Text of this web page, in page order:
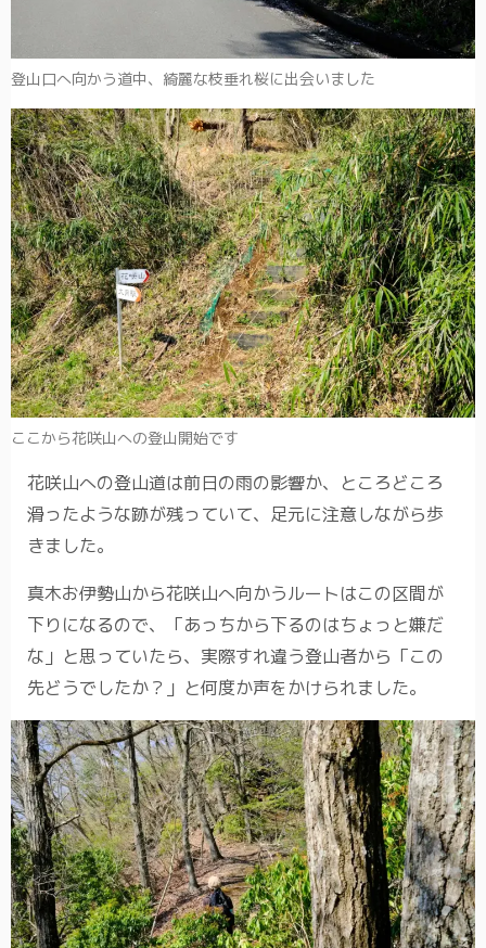
登山口へ向かう道中、綺麗な枝垂れ桜に出会いました
ここから花咲山への登山開始です
花咲山への登山道は前日の雨の影響か、ところどころ
滑ったような跡が残っていて、足元に注意しながら歩
きました。
真木お伊勢山から花咲山へ向かうルートはこの区間が
下りになるので、「あっちから下るのはちょっと嫌だ
な」と思っていたら、実際すれ違う登山者から「この
先どうでしたか？」と何度か声をかけられました。